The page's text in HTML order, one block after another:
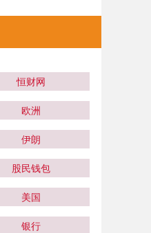
恒财网
欧洲
伊朗
股民钱包
美国
银行